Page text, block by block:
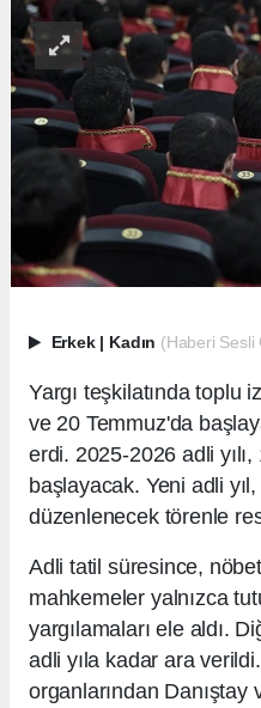
Erkek | Kadın (Haberi Sesli
Yargı teşkilatında toplu
ve 20 Temmuz'da
erdi. 2025-2026 adli
başlayacak. Yeni adli yıl,
düzenlenecek törenle
Adli tatil süresince,
mahkemeler yalnızca
yargılamaları ele aldı.
adli yıla kadar ara
organlarından Danıştay